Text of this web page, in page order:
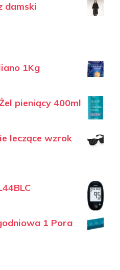
damski
1Kg
pieniący 400ml
leczące wzrok
1 Pora